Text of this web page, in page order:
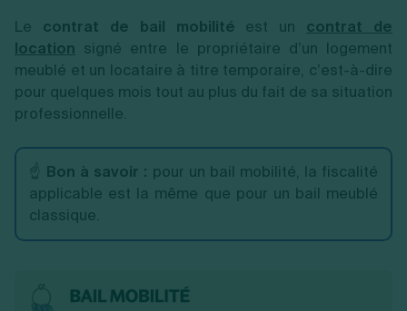
Le contrat de bail mobilité est un contrat de
location signé entre le propriétaire d’un logement
meublé et un locataire à titre temporaire, c’est-à-dire
pour quelques mois tout au plus du fait de sa situation
professionnelle.
☝️ Bon à savoir : pour un bail mobilité, la fiscalité
applicable est la même que pour un bail meublé
classique.